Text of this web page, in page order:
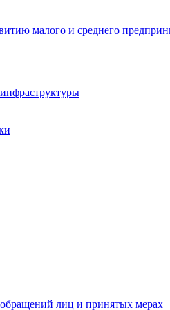
малого и среднего
лиц и принятых мерах